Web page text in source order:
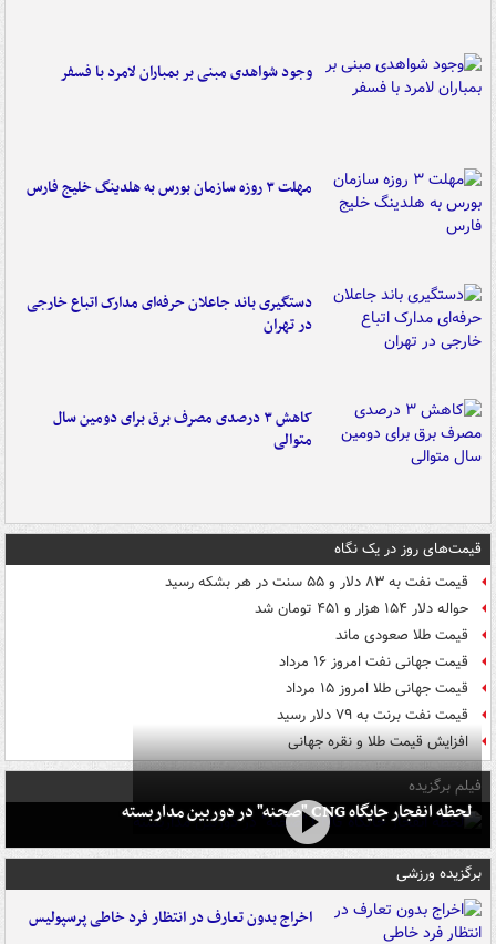
وجود شواهدی مبنی بر بمباران لامرد با فسفر
مهلت ۳ روزه سازمان بورس به هلدینگ خلیج فارس
دستگیری باند جاعلان حرفه‌ای مدارک اتباع خارجی
در تهران
کاهش ۳ درصدی مصرف برق برای دومین سال
متوالی
قیمت‌های روز در یک نگاه
قیمت نفت به ۸۳ دلار و ۵۵ سنت در هر بشکه رسید
حواله دلار ۱۵۴ هزار و ۴۵۱ تومان شد
قیمت طلا صعودی ماند
قیمت جهانی نفت امروز ۱۶ مرداد
قیمت جهانی طلا امروز ۱۵ مرداد
قیمت نفت برنت به ۷۹ دلار رسید
افزایش قیمت طلا و نقره جهانی
فیلم برگزیده
لحظه انفجار جایگاه CNG "صحنه" در دوربین مداربسته
برگزیده ورزشی
اخراج بدون تعارف در انتظار فرد خاطی پرسپولیس